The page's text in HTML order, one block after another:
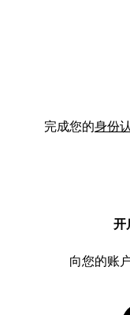
完成您的身份
开
向您的账